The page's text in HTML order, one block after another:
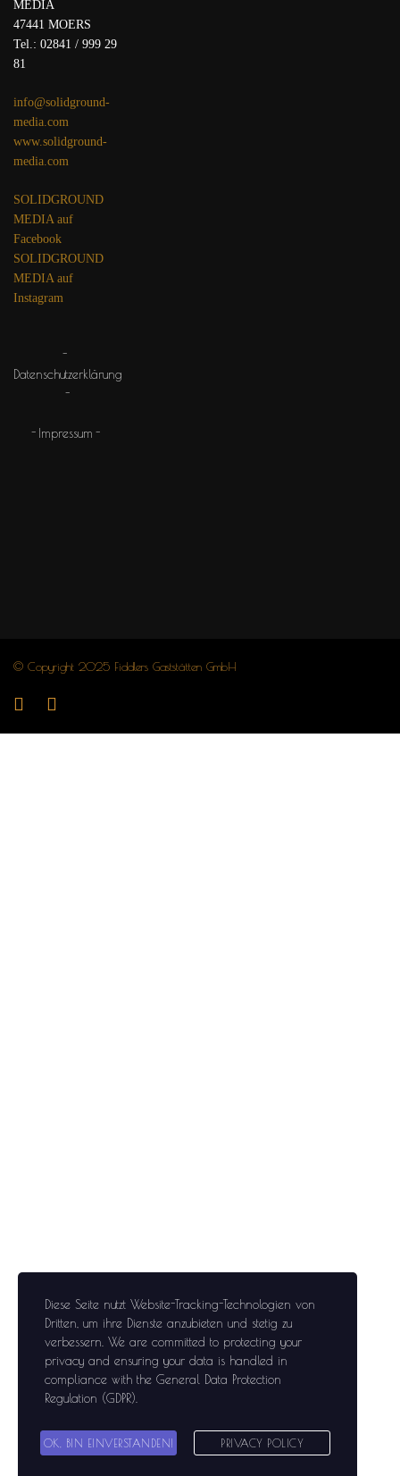
MEDIA
47441 MOERS
Tel.: 02841 / 999 29
81
info@solidground-
media.com
www.solidground-
media.com
SOLIDGROUND
MEDIA auf
Facebook
SOLIDGROUND
MEDIA auf
Instagram
Datenschutzerklärung
Impressum
© Copyright 2025 Fiddlers Gaststätten GmbH
Diese Seite nutzt Website-Tracking-Technologien von
Dritten, um ihre Dienste anzubieten und stetig zu
verbessern . We are committed to protecting your
privacy and ensuring your data is handled in
compliance with the General Data Protection
Regulation (GDPR)
OK, BIN EINVERSTANDEN! PRIVACY POLICY